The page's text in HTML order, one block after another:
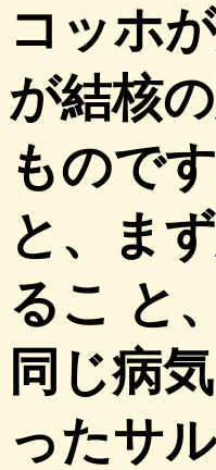
コッホ
が結核
もので
と、ま
るこ と
同じ病
ったサ